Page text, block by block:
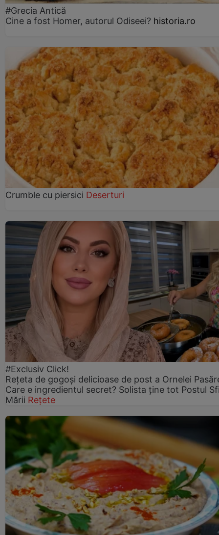
#Grecia Antică
Cine a fost Homer, autorul Odiseei? historia.ro
Crumble cu piersici Deserturi
#Exclusiv Click!
Rețeta de gogoşi delicioase de post a Ornelei
Care e ingredientul secret? Solista ține tot Postul
Mării Rețete